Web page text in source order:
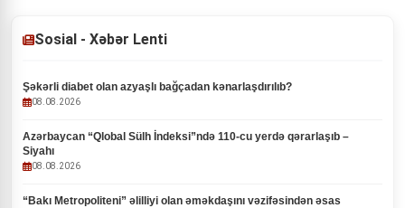
Sosial - Xəbər Lenti
Şəkərli diabet olan azyaşlı bağçadan kənarlaşdırılıb?
08.08.2026
Azərbaycan “Qlobal Sülh İndeksi”ndə 110-cu yerdə qərarlaşıb –
Siyahı
08.08.2026
“Bakı Metropoliteni” əlilliyi olan əməkdaşını vəzifəsindən əsas